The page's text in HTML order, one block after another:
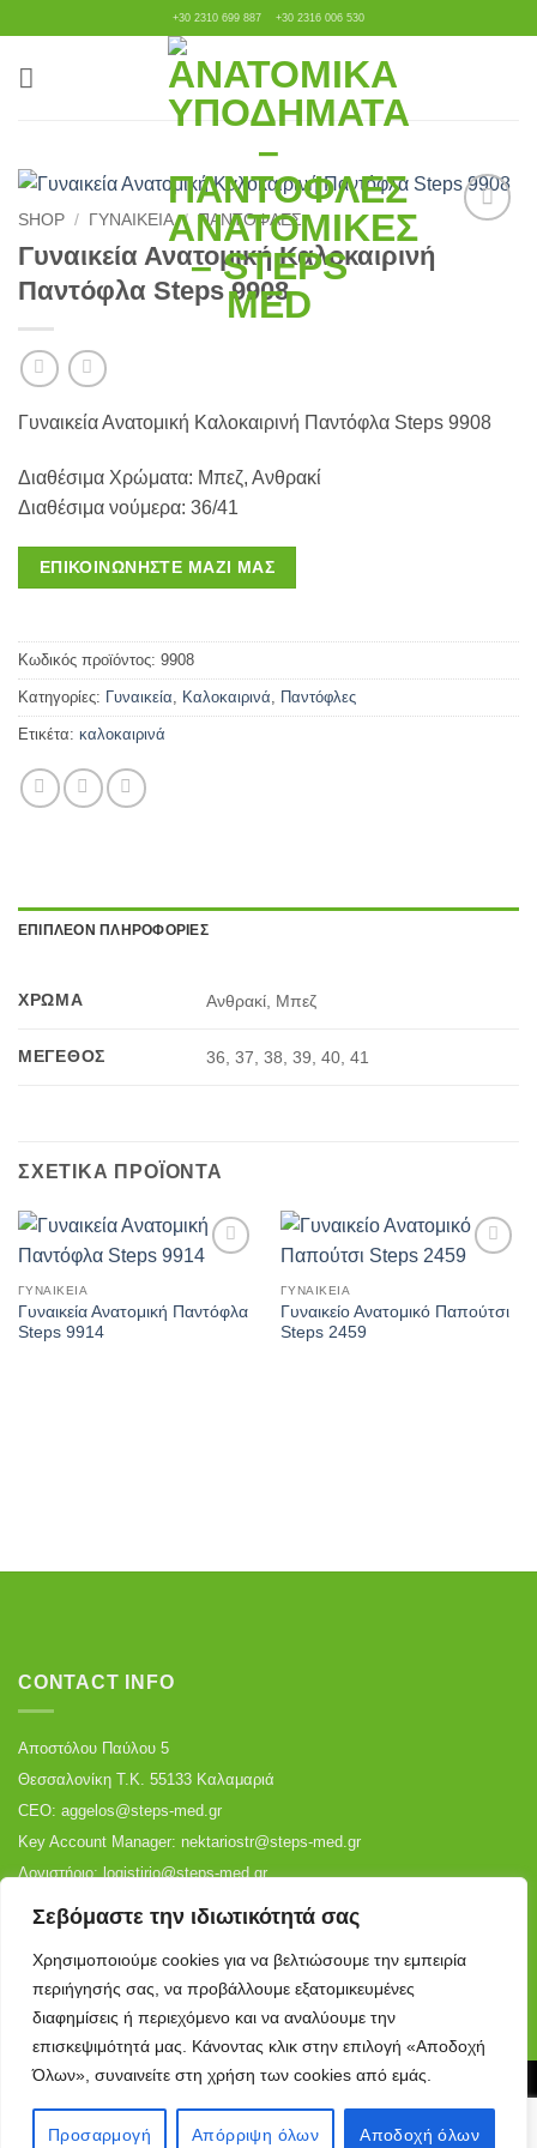
Σεβόμαστε την ιδιωτικότητά σας
Χρησιμοποιούμε cookies για να βελτιώσουμε την εμπειρία
περιήγησής σας, να προβάλλουμε εξατομικευμένες
διαφημίσεις ή περιεχόμενο και να αναλύουμε την
επισκεψιμότητά μας. Κάνοντας κλικ στην επιλογή «Αποδοχή
Όλων», συναινείτε στη χρήση των cookies από εμάς.
Προσαρμογή Απόρριψη όλων Αποδοχή όλων
περιεχόμενο
+30 2310 699 887 +30 2316 006 530
Πρόσθήκη
SHOP / ΓΥΝΑΙΚΕΊΑ / ΠΑΝΤΌΦΛΕΣ
Γυναικεία Ανατομική Καλοκαιρινή
Παντόφλα Steps 9908
Γυναικεία Ανατομική Καλοκαιρινή Παντόφλα Steps 9908
Διαθέσιμα Χρώματα: Μπεζ, Ανθρακί
Διαθέσιμα νούμερα: 36/41
ΕΠΙΚΟΙΝΩΝΉΣΤΕ ΜΑΖΊ ΜΑΣ
Κωδικός προϊόντος: 9908
Κατηγορίες: Γυναικεία, Καλοκαιρινά, Παντόφλες
Ετικέτα: καλοκαιρινά
ΕΠΙΠΛΈΟΝ ΠΛΗΡΟΦΟΡΊΕΣ
ΧΡΏΜΑ Ανθρακί, Μπεζ
ΜΈΓΕΘΟΣ 36, 37, 38, 39, 40, 41
ΣΧΕΤΙΚΆ ΠΡΟΪΌΝΤΑ
επιθυμιών
ΓΥΝΑΙΚΕΊΑ
Γυναικεία Ανατομική Παντόφλα
Steps 9914
επιθυμιών
ΓΥΝΑΙΚΕΊΑ
Γυναικείο Ανατομικό Παπούτσι
Steps 2459
CONTACT INFO
Αποστόλου Παύλου 5
Θεσσαλονίκη Τ.Κ. 55133 Καλαμαριά
CEO: aggelos@steps-med.gr
Key Account Manager: nektariostr@steps-med.gr
Λογιστήριο:logistirio@steps-med.gr
Αποθήκη:
warehouse@steps-med.gr
+30 2310 699 887 +30 2316 006 530
Copyright 2026 ©steps-med.gr